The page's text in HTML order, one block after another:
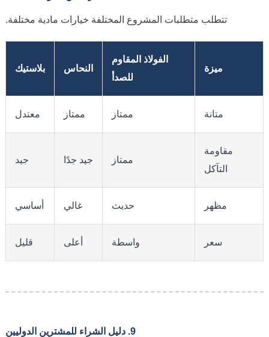
تتطلب متطلبات المشروع المختلفة خيارات مادية مختلفة.
ميزة
الفولاذ المقاوم
للصدأ
النحاس بلاستيك
متانة ممتاز ممتاز معتدل
مقاومة
التآكل
ممتاز جيد جدًا جيد
مظهر حديث غالي أساسي
سعر واسطة أعلى قليل
9. دليل الشراء للمشترين الدوليين